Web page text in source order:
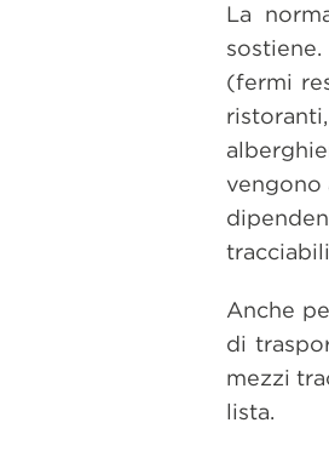
La
(fermi
vengono
Anche
di
mezzi
lista.